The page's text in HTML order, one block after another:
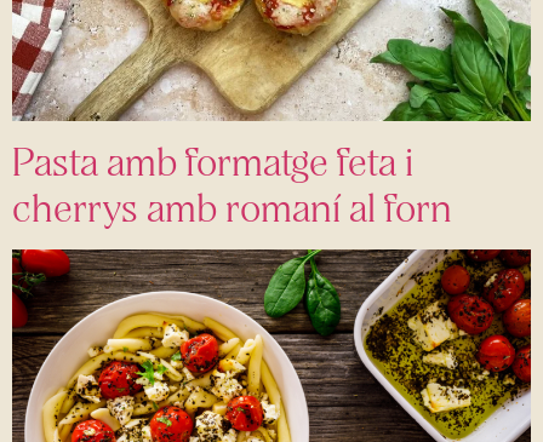
Pasta amb formatge feta i
cherrys amb romaní al forn